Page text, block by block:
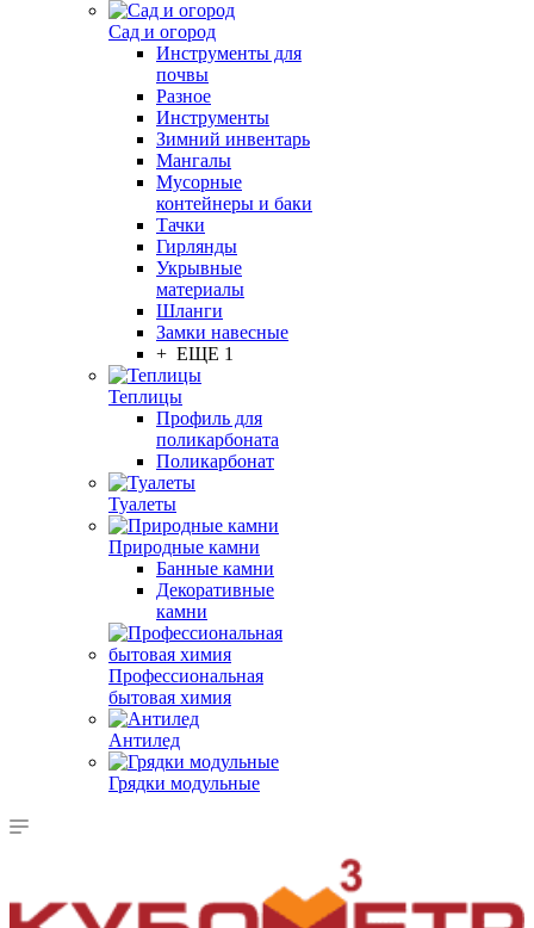
Сад и огород
Инструменты для
почвы
Разное
Инструменты
Зимний инвентарь
Мангалы
Мусорные
контейнеры и баки
Тачки
Гирлянды
Укрывные
материалы
Шланги
Замки навесные
+ ЕЩЕ 1
Теплицы
Профиль для
поликарбоната
Поликарбонат
Туалеты
Природные камни
Банные камни
Декоративные
камни
Профессиональная
бытовая химия
Антилед
Грядки модульные